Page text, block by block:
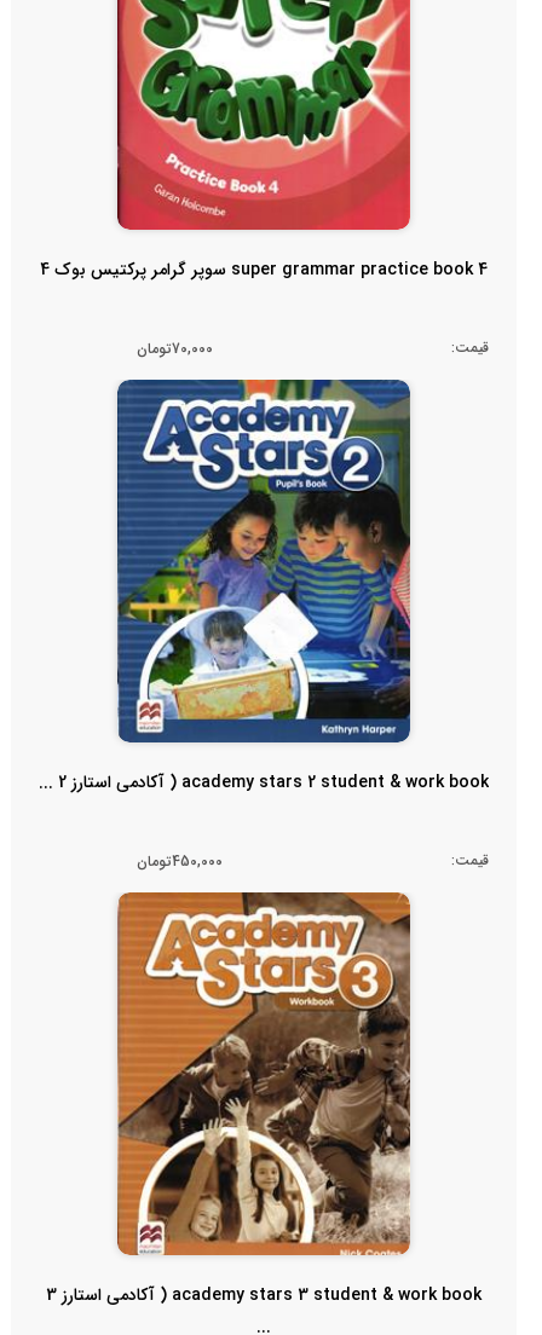
super grammar practice book 4 سوپر گرامر پرکتیس بوک 4
قیمت: 70,000تومان
academy stars 2 student & work book ( آکادمی استارز 2 ...
قیمت: 450,000تومان
academy stars 3 student & work book ( آکادمی استارز 3
...